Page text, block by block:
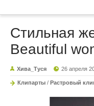
Стильная
Beautiful
Хива_Туся 26 апреля
Клипарты / Растровый